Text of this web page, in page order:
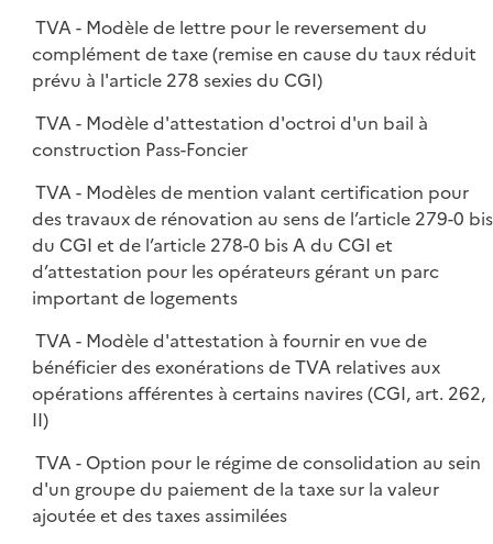
TVA - Modèle de lettre pour le reversement du
complément de taxe (remise en cause du taux réduit
prévu à l'article 278 sexies du CGI)
TVA - Modèle d'attestation d'octroi d'un bail à
construction Pass-Foncier
TVA - Modèles de mention valant certification pour
des travaux de rénovation au sens de l’article 279-0 bis
du CGI et de l’article 278-0 bis A du CGI et
d’attestation pour les opérateurs gérant un parc
important de logements
TVA - Modèle d'attestation à fournir en vue de
bénéficier des exonérations de TVA relatives aux
opérations afférentes à certains navires (CGI, art. 262,
II)
TVA - Option pour le régime de consolidation au sein
d'un groupe du paiement de la taxe sur la valeur
ajoutée et des taxes assimilées